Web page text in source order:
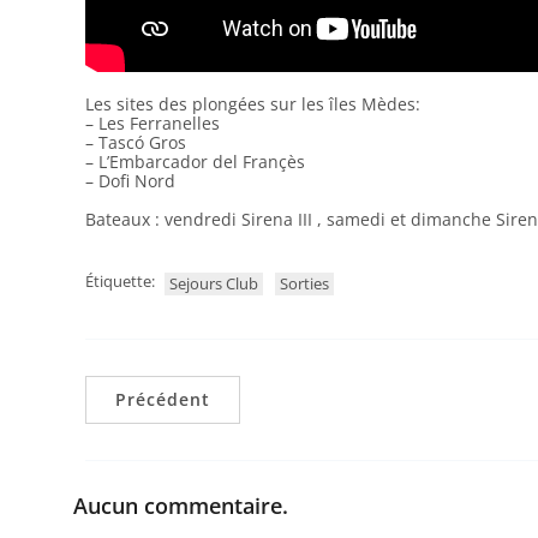
Les sites des plongées sur les îles Mèdes:
– Les Ferranelles
– Tascó Gros
– L’Embarcador del Françès
– Dofi Nord
Bateaux : vendredi Sirena III , samedi et dimanche
Étiquette: Sejours Club Sorties
Précédent
Aucun commentaire.